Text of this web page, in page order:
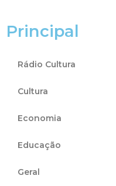
Principal
Rádio Cultura
Cultura
Economia
Educação
Geral